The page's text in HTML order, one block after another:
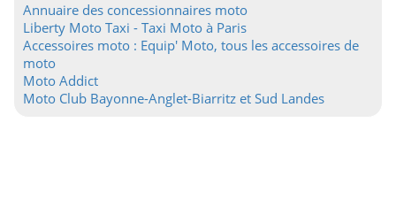
Annuaire des concessionnaires moto
Liberty Moto Taxi - Taxi Moto à Paris
Accessoires moto : Equip' Moto, tous les accessoires de
moto
Moto Addict
Moto Club Bayonne-Anglet-Biarritz et Sud Landes